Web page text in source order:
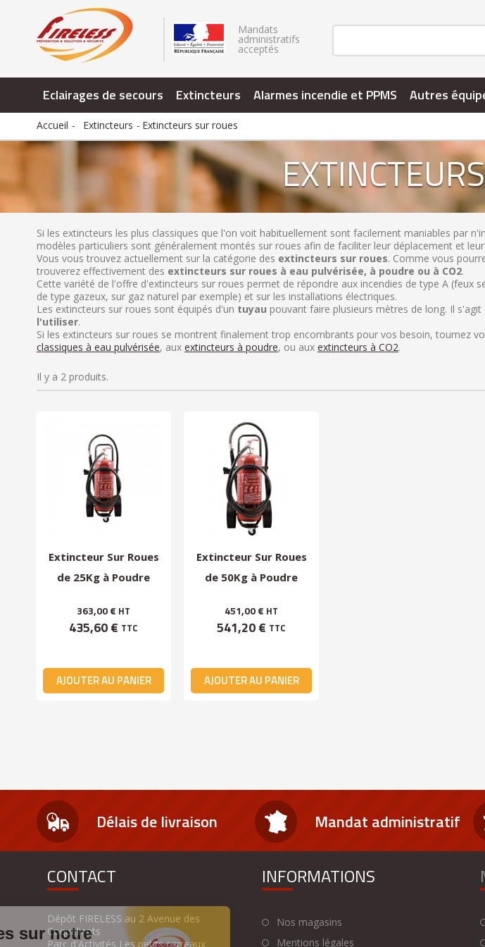
Mandats
administratifs
acceptés
Eclairages de secours Extincteurs Alarmes incendie et PPMS Autres
Accueil Extincteurs Extincteurs sur roues
Si les extincteurs les plus classiques que l'on voit habituellement sont facilement maniables par
modèles particuliers sont généralement montés sur roues afin de faciliter leur déplacement et
Vous vous trouvez actuellement sur la catégorie des extincteurs sur roues. Comme vous
trouverez effectivement des extincteurs sur roues à eau pulvérisée, à poudre ou à CO2.
Cette variété de l'offre d'extincteurs sur roues permet de répondre aux incendies de type A (feux
de type gazeux, sur gaz naturel par exemple) et sur les installations électriques.
Les extincteurs sur roues sont équipés d'un tuyau pouvant faire plusieurs mètres de long. Il
l'utiliser.
Si les extincteurs sur roues se montrent finalement trop encombrants pour vos besoin, tournez
classiques à eau pulvérisée, aux extincteurs à poudre, ou aux extincteurs à CO2.
Il y a 2 produits.
Extincteur Sur Roues
de 25Kg à Poudre
363,00 € HT
435,60 € TTC
AJOUTER AU PANIER
Extincteur Sur Roues
de 50Kg à Poudre
451,00 € HT
541,20 € TTC
AJOUTER AU PANIER
Délais de livraison Mandat administratif
CONTACT
Dépôt FIRELESS au 2 Avenue des
Coquelicots
Parc d'Activités Les petits carreaux
INFORMATIONS
Nos magasins
Mentions légales